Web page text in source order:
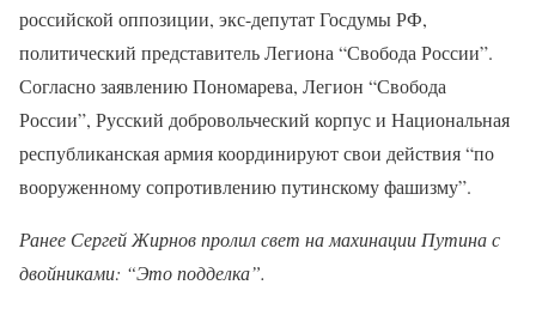
российской оппозиции, экс-депутат Госдумы РФ,
политический представитель Легиона “Свобода России”.
Согласно заявлению Пономарева, Легион “Свобода
России”, Русский добровольческий корпус и Национальная
республиканская армия координируют свои действия “по
вооруженному сопротивлению путинскому фашизму”.
Ранее Сергей Жирнов пролил свет на махинации Путина с
двойниками: “Это подделка”.